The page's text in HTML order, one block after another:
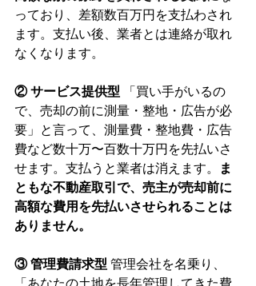
っており、差額数百万円を支払わされ
ます。支払い後、業者とは連絡が取れ
なくなります。
② サービス提供型 「買い手がいるの
で、売却の前に測量・整地・広告が必
要」と言って、測量費・整地費・広告
費など数十万〜百数十万円を先払いさ
せます。支払うと業者は消えます。
ま
ともな不動産取引で、売主が売却前に
高額な費用を先払いさせられることは
ありません。
③ 管理費請求型 管理会社を名乗り、